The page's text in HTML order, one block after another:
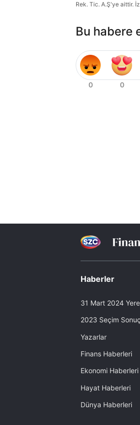
Rek. Tic. A.Ş'ye aittir.
Bu habere
Haberler
31 Mart 2024
2023 Seçim
Yazarlar
Finans Haberleri
Ekonomi Haberleri
Hayat Haberleri
Dünya Haberleri